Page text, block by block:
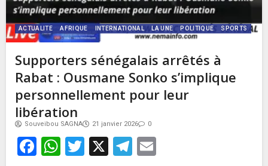
ACTUALITE AFRIQUE INTERNATIONAL LA UNE POLITIQUE SPORTS
Supporters sénégalais arrêtés à
Rabat : Ousmane Sonko s’implique
personnellement pour leur
libération
Souveibou SAGNA 21 janvier 2026 0
Facebook
WhatsApp
Twitter
X Telegram